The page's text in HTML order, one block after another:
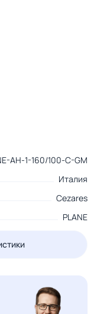
AH-1-160/100-C-GM
Италия
Cezares
PLANE